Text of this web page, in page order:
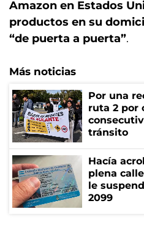
Amazon en Estados
productos en su
“de puerta a puerta”.
Más noticias
Por una
ruta 2 por
tránsito
Hacía
plena
le
2099